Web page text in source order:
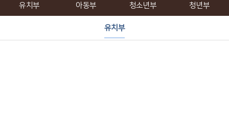
유치부 아동부 청소년부 청년부
유치부